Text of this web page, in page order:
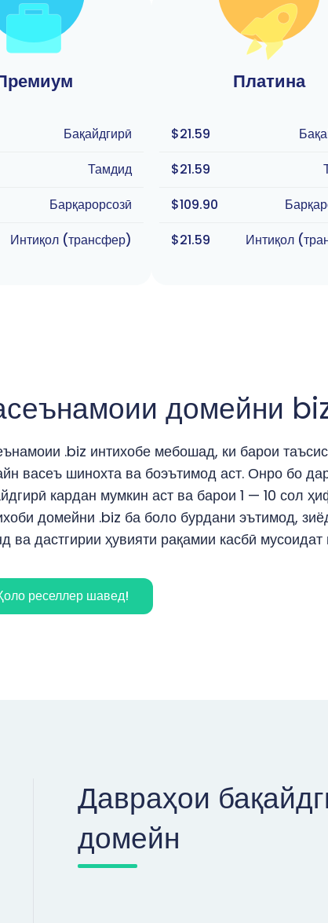
Бақайдгирӣ
Тамдид
Барқарорсозӣ
Интиқол (трансфер)
Платина
$21.59
$21.59
$109.90
$21.59
Интиқол
домейни
.biz интихобе мебошад, ки барои
васеъ шинохта ва боэътимод аст. Онро бо
кардан мумкин аст ва барои 1 — 10 сол
домейни .biz ба боло бурдани эътимод,
ва дастгирии ҳувияти рақамии касбӣ мусоидат
реселлер шавед!
Давраҳои
домейн